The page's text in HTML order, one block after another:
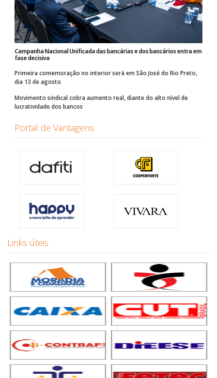
Campanha Nacional Unificada das bancárias e dos bancários entra em
fase decisiva
Primeira comemoração no interior será em São José do Rio Preto,
dia 13 de agosto
Movimento sindical cobra aumento real, diante do alto nível de
lucratividade dos bancos
Portal de Vantagens
Links úteis